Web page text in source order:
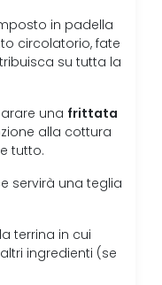
in padella
circolatorio, fate
su tutta la
una frittata
alla cottura
tutto.
servirà una teglia
terrina in cui
ingredienti (se